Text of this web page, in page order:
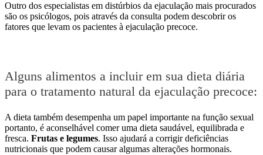
Outro dos especialistas em distúrbios da ejaculação mais procurados
são os psicólogos, pois através da consulta podem descobrir os
fatores que levam os pacientes à ejaculação precoce.
Alguns alimentos a incluir em sua dieta diária
para o tratamento natural da ejaculação precoce:
A dieta também desempenha um papel importante na função sexual
portanto, é aconselhável comer uma dieta saudável, equilibrada e
fresca. Frutas e legumes. Isso ajudará a corrigir deficiências
nutricionais que podem causar algumas alterações hormonais.